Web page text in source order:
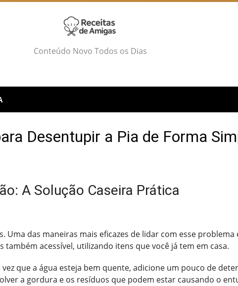
Conteúdo Novo Todos os Dias
Desentupir a Pia de Forma
A Solução Caseira Prática
Uma das maneiras mais eficazes de lidar com esse
também acessível, utilizando itens que você já tem em casa.
que a água esteja bem quente, adicione um pouco de
a gordura e os resíduos que podem estar causando o